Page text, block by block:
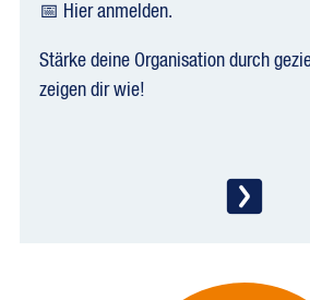
📅 Hier anmelden.
Stärke deine Organisation durch
zeigen dir wie!